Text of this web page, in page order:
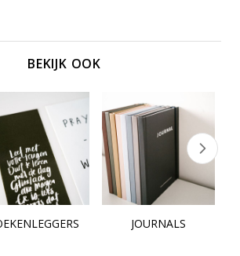
BEKIJK OOK
JOURNALS